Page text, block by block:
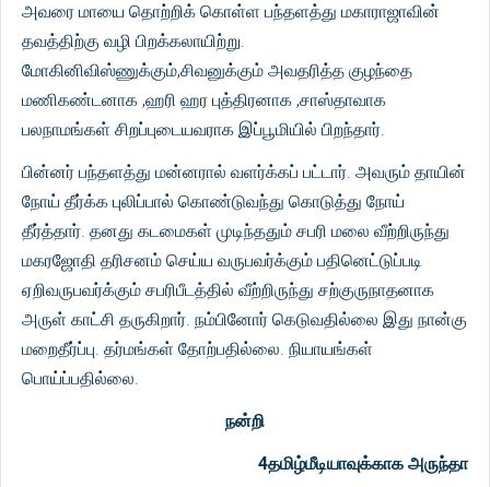
அவரை மாயை தொற்றிக் கொள்ள பந்தளத்து மகாராஜாவின்
தவத்திற்கு வழி பிறக்கலாயிற்று.
மோகினிவிஸ்ணுக்கும்,சிவனுக்கும் அவதரித்த குழந்தை
மணிகண்டனாக ,ஹரி ஹர புத்திரனாக ,சாஸ்தாவாக
பலநாமங்கள் சிறப்புடையவராக இப்பூமியில் பிறந்தார்.
பின்னர் பந்தளத்து மன்னரால் வளர்க்கப் பட்டார். அவரும் தாயின்
நோய் தீர்க்க புலிப்பால் கொண்டுவந்து கொடுத்து நோய்
தீர்த்தார். தனது கடமைகள் முடிந்ததும் சபரி மலை வீற்றிருந்து
மகரஜோதி தரிசனம் செய்ய வருபவர்க்கும் பதினெட்டுப்படி
ஏறிவருபவர்க்கும் சபரிபீடத்தில் வீற்றிருந்து சற்குருநாதனாக
அருள் காட்சி தருகிறார். நம்பினோர் கெடுவதில்லை இது நான்கு
மறைதீர்ப்பு. தர்மங்கள் தோற்பதில்லை. நியாயங்கள்
பொய்ப்பதில்லை.
நன்றி
4தமிழ்மீடியாவுக்காக அருந்தா